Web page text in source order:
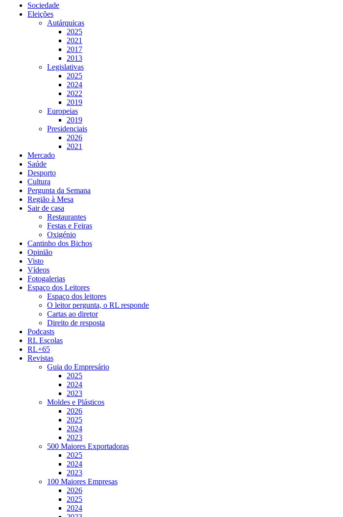
Sociedade
Eleições
Autárquicas
2025
2021
2017
2013
Legislativas
2025
2024
2022
2019
Europeias
2019
Presidenciais
2026
2021
Mercado
Saúde
Desporto
Cultura
Pergunta da Semana
Região à Mesa
Sair de casa
Restaurantes
Festas e Feiras
Oxigénio
Cantinho dos Bichos
Opinião
Visto
Vídeos
Fotogalerias
Espaço dos Leitores
Espaço dos leitores
O leitor pergunta, o RL responde
Cartas ao diretor
Direito de resposta
Podcasts
RL Escolas
RL+65
Revistas
Guia do Empresário
2025
2024
2023
Moldes e Plásticos
2026
2025
2024
2023
500 Maiores Exportadoras
2025
2024
2023
100 Maiores Empresas
2026
2025
2024